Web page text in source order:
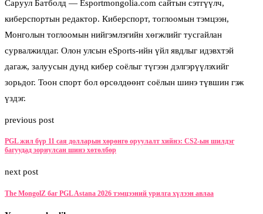
Саруул Батболд — Esportmongolia.com сайтын сэтгүүлч,
киберспортын редактор. Киберспорт, тоглоомын тэмцээн,
Монголын тоглоомын нийгэмлэгийн хөгжлийг тусгайлан
сурвалжилдаг. Олон улсын eSports-ийн үйл явдлыг идэвхтэй
дагаж, залуусын дунд кибер соёлыг түгээн дэлгэрүүлэхийг
зорьдог. Тоон спорт бол өрсөлдөөнт соёлын шинэ түвшин гэж
үздэг.
previous post
PGL жил бүр 11 сая долларын хөрөнгө оруулалт хийнэ: CS2-ын шилдэг
багуудад зориулсан шинэ хөтөлбөр
next post
The MongolZ баг PGL Astana 2026 тэмцээний урилга хүлээн авлаа